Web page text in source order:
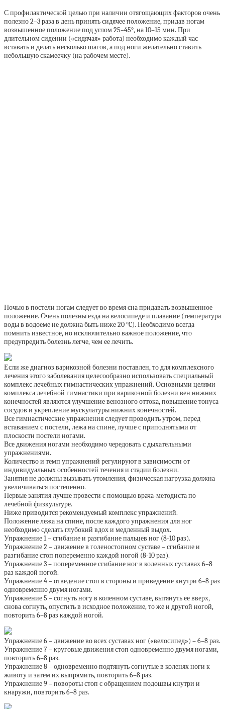
С профилактической целью при наличии отягощающих факторов очень
полезно 2–3 раза в день принять сидячее положение, придав ногам
возвышенное положение под углом 25–45°, на 10–15 мин. При
длительном сидении («сидячая» работа) необходимо каждый час
вставать и делать несколько шагов, а под ноги желательно ставить
небольшую скамеечку (на рабочем месте).
Ночью в постели ногам следует во время сна придавать возвышенное
положение. Очень полезны езда на велосипеде и плавание (температура
воды в водоеме не должна быть ниже 20 °C). Необходимо всегда
помнить известное, но исключительно важное положение, что
предупредить болезнь легче, чем ее лечить.
Если же диагноз варикозной болезни поставлен, то для комплексного
лечения этого заболевания целесообразно использовать специальный
комплекс лечебных гимнастических упражнений. Основными целями
комплекса лечебной гимнастики при варикозной болезни вен нижних
конечностей являются улучшение венозного оттока, повышение тонуса
сосудов и укрепление мускулатуры нижних конечностей.
Все гимнастические упражнения следует проводить утром, перед
вставанием с постели, лежа на спине, лучше с приподнятыми от
плоскости постели ногами.
Все движения ногами необходимо чередовать с дыхательными
упражнениями.
Количество и темп упражнений регулируют в зависимости от
индивидуальных особенностей течения и стадии болезни.
Занятия не должны вызывать утомления, физическая нагрузка должна
увеличиваться постепенно.
Первые занятия лучше провести с помощью врача-методиста по
лечебной физкультуре.
Ниже приводится рекомендуемый комплекс упражнений.
Положение лежа на спине, после каждого упражнения для ног
необходимо сделать глубокий вдох и медленный выдох.
Упражнение 1 – сгибание и разгибание пальцев ног (8-10 раз).
Упражнение 2 – движение в голеностопном суставе – сгибание и
разгибание стоп попеременно каждой ногой (8-10 раз).
Упражнение 3 – попеременное сгибание ног в коленных суставах 6–8
раз каждой ногой.
Упражнение 4 – отведение стоп в стороны и приведение кнутри 6–8 раз
одновременно двумя ногами.
Упражнение 5 – согнуть ногу в коленном суставе, вытянуть ее вверх,
снова согнуть, опустить в исходное положение, то же и другой ногой,
повторить 6–8 раз каждой ногой.
Упражнение 6 – движение во всех суставах ног («велосипед») – 6–8 раз.
Упражнение 7 – круговые движения стоп одновременно двумя ногами,
повторить 6–8 раз.
Упражнение 8 – одновременно подтянуть согнутые в коленях ноги к
животу и затем их выпрямить, повторить 6–8 раз.
Упражнение 9 – повороты стоп с обращением подошвы кнутри и
кнаружи, повторить 6–8 раз.